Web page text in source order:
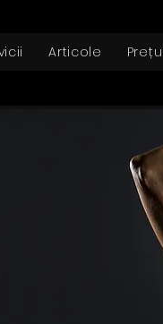
Articole